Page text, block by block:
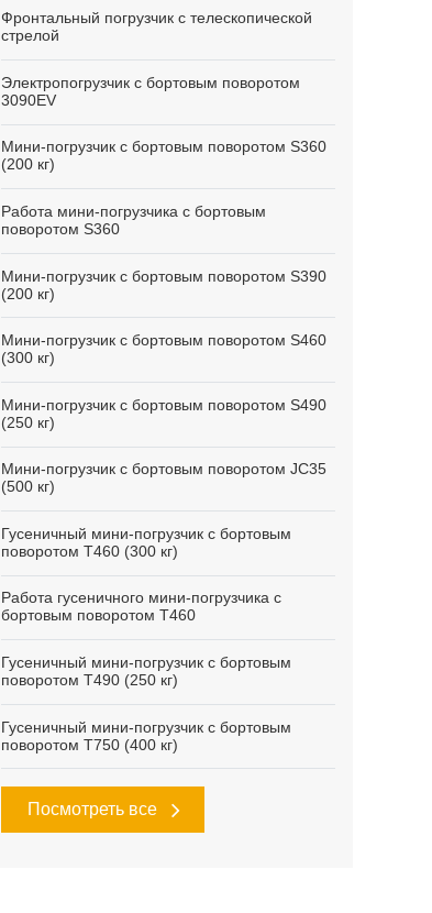
Фронтальный погрузчик с телескопической
стрелой
Электропогрузчик с бортовым поворотом
3090EV
Мини-погрузчик с бортовым поворотом S360
(200 кг)
Работа мини-погрузчика с бортовым
поворотом S360
Мини-погрузчик с бортовым поворотом S390
(200 кг)
Мини-погрузчик с бортовым поворотом S460
(300 кг)
Мини-погрузчик с бортовым поворотом S490
(250 кг)
Мини-погрузчик с бортовым поворотом JC35
(500 кг)
Гусеничный мини-погрузчик с бортовым
поворотом T460 (300 кг)
Работа гусеничного мини-погрузчика с
бортовым поворотом T460
Гусеничный мини-погрузчик с бортовым
поворотом T490 (250 кг)
Гусеничный мини-погрузчик с бортовым
поворотом T750 (400 кг)
Посмотреть все